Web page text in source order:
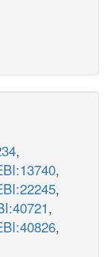
,
,
,
,
,